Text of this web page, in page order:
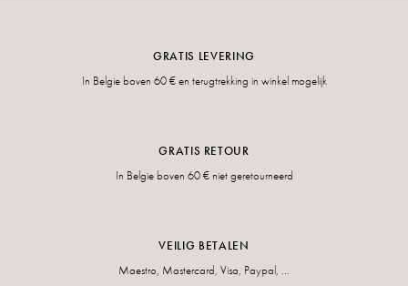
GRATIS LEVERING
In Belgie boven 60 € en terugtrekking in winkel mogelijk
GRATIS RETOUR
In Belgie boven 60 € niet geretourneerd
VEILIG BETALEN
Maestro, Mastercard, Visa, Paypal, ...